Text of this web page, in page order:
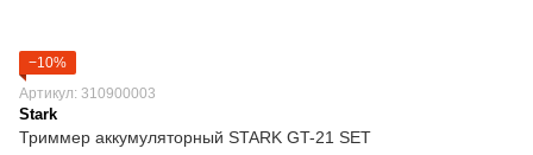
−10%
Артикул: 310900003
Stark
Триммер аккумуляторный STARK GT-21 SET